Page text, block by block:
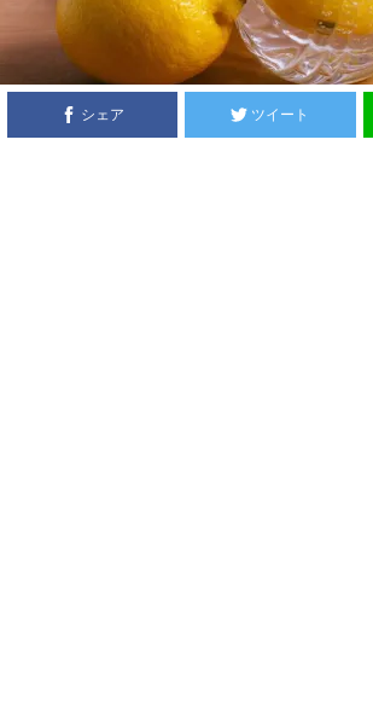
シェア ツイート